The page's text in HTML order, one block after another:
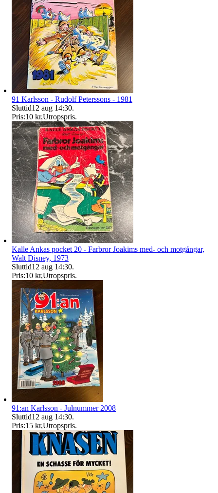
91 Karlsson - Rudolf Peterssons - 1981
Sluttid12 aug 14:30.
Pris:10 kr,Utropspris.
Kalle Ankas pocket 20 - Farbror Joakims med- och motgångar,
Walt Disney, 1973
Sluttid12 aug 14:30.
Pris:10 kr,Utropspris.
91:an Karlsson - Julnummer 2008
Sluttid12 aug 14:30.
Pris:15 kr,Utropspris.